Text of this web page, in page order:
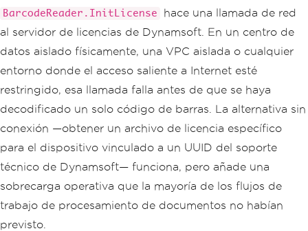
BarcodeReader.InitLicense
hace una llamada de red
al servidor de licencias de Dynamsoft. En un centro de
datos aislado físicamente, una VPC aislada o cualquier
entorno donde el acceso saliente a Internet esté
restringido, esa llamada falla antes de que se haya
decodificado un solo código de barras. La alternativa sin
conexión —obtener un archivo de licencia específico
para el dispositivo vinculado a un UUID del soporte
técnico de Dynamsoft— funciona, pero añade una
sobrecarga operativa que la mayoría de los flujos de
trabajo de procesamiento de documentos no habían
previsto.